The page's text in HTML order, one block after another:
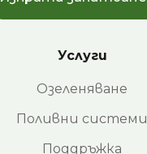
Услуги
Озеленяване
Поливни системи
Поддръжка